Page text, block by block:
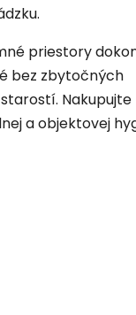
priestory
bez zbytočných
a objektovej